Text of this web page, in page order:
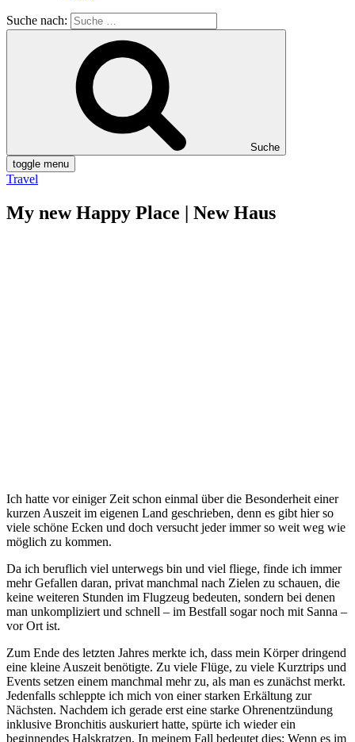
Suche nach:
Suche
toggle menu
Travel
My new Happy Place | New Haus
Ich hatte vor einiger Zeit schon einmal über die Besonderheit einer
kurzen Auszeit im eigenen Land geschrieben, denn es gibt hier so
viele schöne Ecken und doch versucht jeder immer so weit weg wie
möglich zu kommen.
Da ich beruflich viel unterwegs bin und viel fliege, finde ich immer
mehr Gefallen daran, privat manchmal nach Zielen zu schauen, die
keine weiteren Stunden im Flugzeug bedeuten, sondern bei denen
man unkompliziert und schnell – im Bestfall sogar noch mit Sanna –
vor Ort ist.
Zum Ende des letzten Jahres merkte ich, dass mein Körper dringend
eine kleine Auszeit benötigte. Zu viele Flüge, zu viele Kurztrips und
Events setzen einem manchmal mehr zu, als man es zunächst merkt.
Jedenfalls schleppte ich mich von einer starken Erkältung zur
Nächsten. Nachdem ich gerade erst eine starke Ohrenentzündung
inklusive Bronchitis auskuriert hatte, spürte ich wieder ein
beginnendes Halskratzen. In meinem Fall bedeutet dies: Wenn es im